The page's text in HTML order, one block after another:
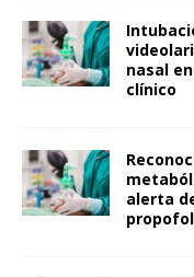
nasal
clínico
alerta